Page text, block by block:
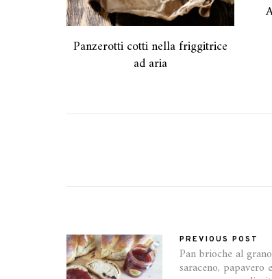
Panzerotti cotti nella friggitrice
ad aria
PREVIOUS POST
Pan brioche al grano
saraceno, papavero e